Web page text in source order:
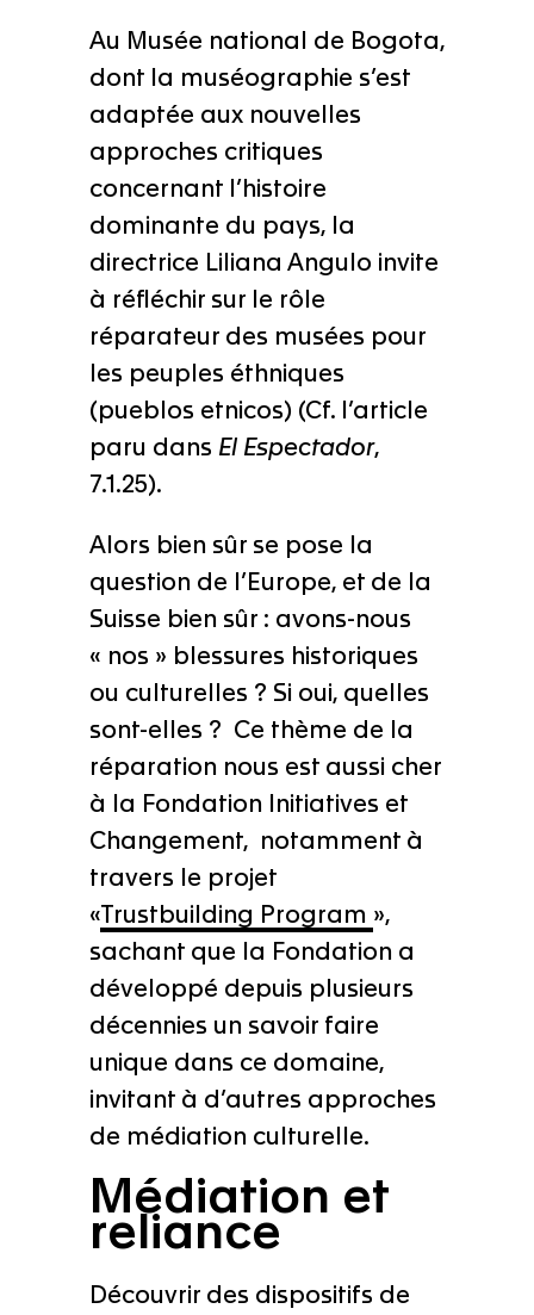
Au Musée national de Bogota,
dont la muséographie s’est
adaptée aux nouvelles
approches critiques
concernant l’histoire
dominante du pays, la
directrice Liliana Angulo invite
à réfléchir sur le rôle
réparateur des musées pour
les peuples éthniques
(pueblos etnicos) (Cf. l’article
paru dans El Espectador,
7.1.25).
Alors bien sûr se pose la
question de l’Europe, et de la
Suisse bien sûr : avons-nous
« nos » blessures historiques
ou culturelles ? Si oui, quelles
sont-elles ? Ce thème de la
réparation nous est aussi cher
à la Fondation Initiatives et
Changement, notamment à
travers le projet
«Trustbuilding Program »,
sachant que la Fondation a
développé depuis plusieurs
décennies un savoir faire
unique dans ce domaine,
invitant à d’autres approches
de médiation culturelle.
Médiation et
reliance
Découvrir des dispositifs de